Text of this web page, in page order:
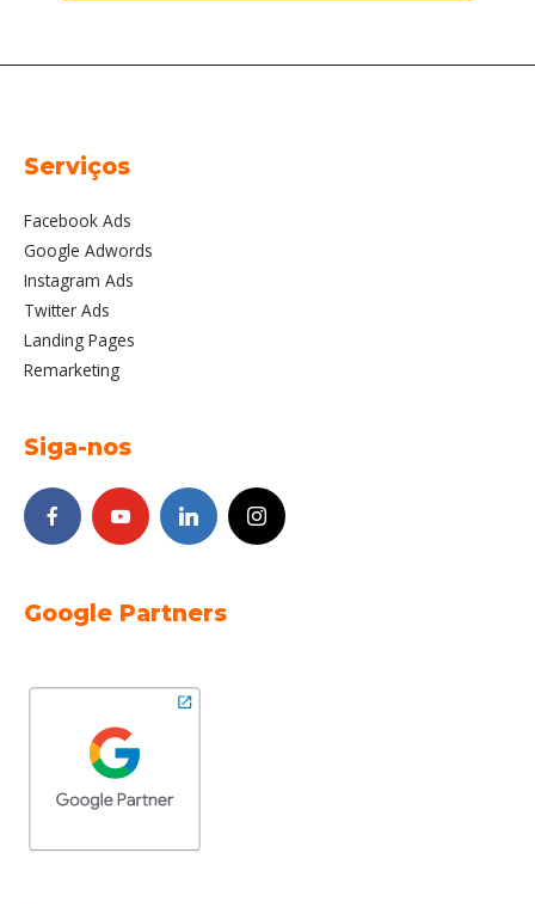
Serviços
Facebook Ads
Google Adwords
Instagram Ads
Twitter Ads
Landing Pages
Remarketing
Siga-nos
Google Partners